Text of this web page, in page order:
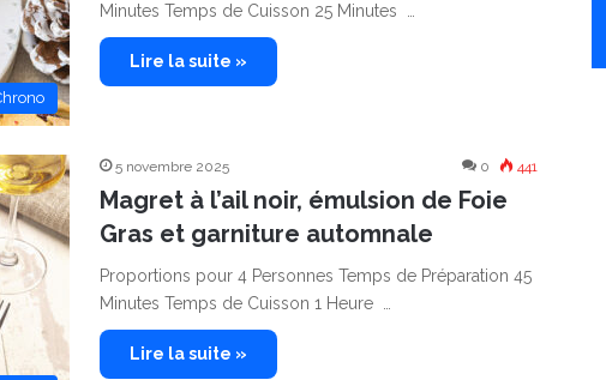
Minutes Temps de Cuisson 25 Minutes …
Lire la suite »
5 novembre 2025 0 441
Magret à l’ail noir, émulsion de Foie
Gras et garniture automnale
Proportions pour 4 Personnes Temps de Préparation 45
Minutes Temps de Cuisson 1 Heure …
Lire la suite »